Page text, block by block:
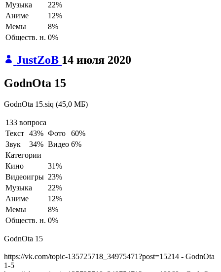
Музыка
22%
Аниме
12%
Мемы
8%
Обществ. н. 0%
JustZoB 14 июля 2020
GodnOta 15
GodnOta 15.siq (45,0 МБ)
133 вопроса
Текст 43% Фото
60%
Звук
34% Видео 6%
Категории
Кино
31%
Видеоигры 23%
Музыка
22%
Аниме
12%
Мемы
8%
Обществ. н. 0%
GodnOta 15
https://vk.com/topic-135725718_34975471?post=15214 - GodnOta
1-5